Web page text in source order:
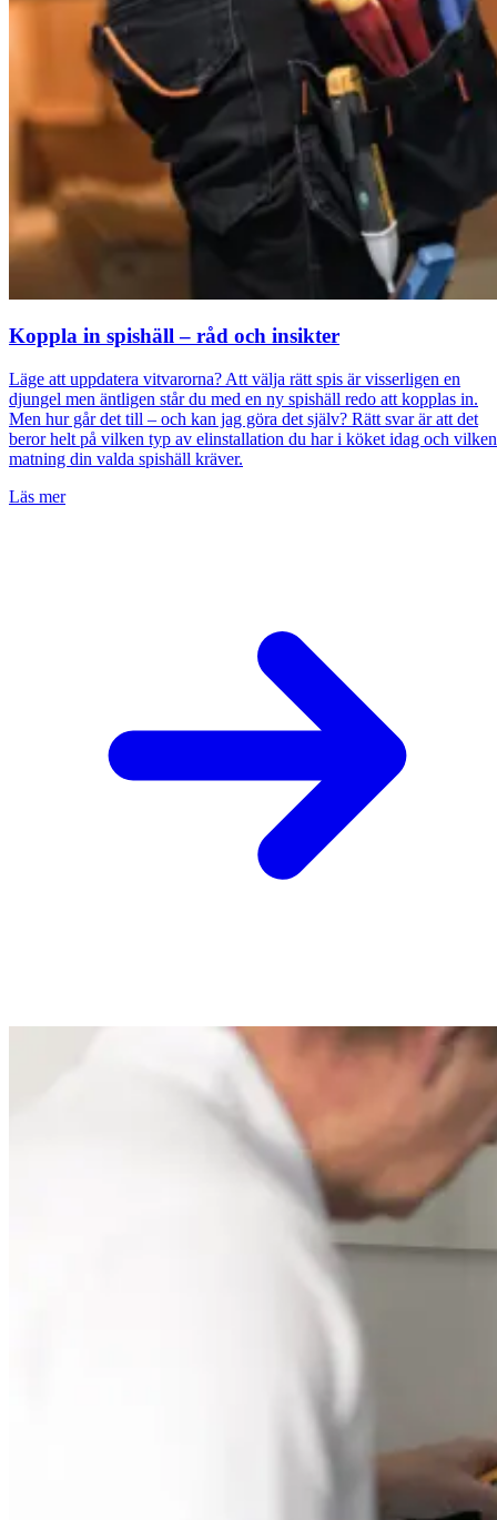
Koppla in spishäll – råd och insikter
Läge att uppdatera vitvarorna? Att välja rätt spis är visserligen en
djungel men äntligen står du med en ny spishäll redo att kopplas in.
Men hur går det till – och kan jag göra det själv? Rätt svar är att det
beror helt på vilken typ av elinstallation du har i köket idag och vilken
matning din valda spishäll kräver.
Läs mer